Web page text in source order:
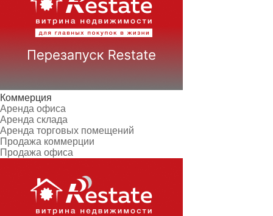
Коммерция
Аренда офиса
Аренда склада
Аренда торговых помещений
Продажа коммерции
Продажа офиса